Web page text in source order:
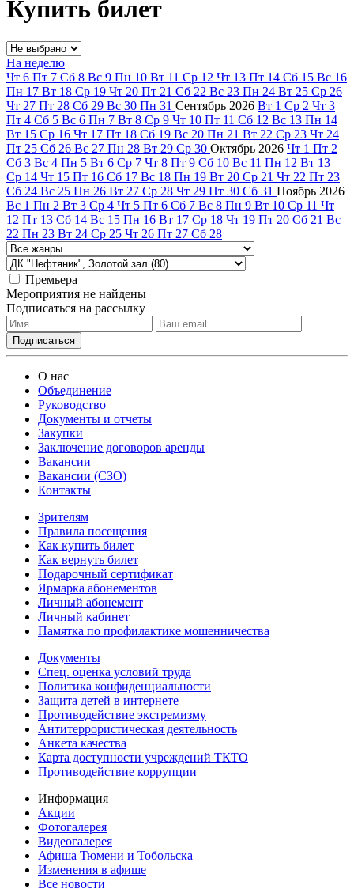
Купить билет
На неделю
Чт 6 Пт 7 Сб 8 Вс 9 Пн 10 Вт 11 Ср 12 Чт 13 Пт 14 Сб 15 Вс 16
Пн 17 Вт 18 Ср 19 Чт 20 Пт 21 Сб 22 Вс 23 Пн 24 Вт 25 Ср 26
Чт 27 Пт 28 Сб 29 Вс 30 Пн 31 Сентябрь 2026 Вт 1 Ср 2 Чт 3
Пт 4 Сб 5 Вс 6 Пн 7 Вт 8 Ср 9 Чт 10 Пт 11 Сб 12 Вс 13 Пн 14
Вт 15 Ср 16 Чт 17 Пт 18 Сб 19 Вс 20 Пн 21 Вт 22 Ср 23 Чт 24
Пт 25 Сб 26 Вс 27 Пн 28 Вт 29 Ср 30 Октябрь 2026 Чт 1 Пт 2
Сб 3 Вс 4 Пн 5 Вт 6 Ср 7 Чт 8 Пт 9 Сб 10 Вс 11 Пн 12 Вт 13
Ср 14 Чт 15 Пт 16 Сб 17 Вс 18 Пн 19 Вт 20 Ср 21 Чт 22 Пт 23
Сб 24 Вс 25 Пн 26 Вт 27 Ср 28 Чт 29 Пт 30 Сб 31 Ноябрь 2026
Вс 1 Пн 2 Вт 3 Ср 4 Чт 5 Пт 6 Сб 7 Вс 8 Пн 9 Вт 10 Ср 11 Чт
12 Пт 13 Сб 14 Вс 15 Пн 16 Вт 17 Ср 18 Чт 19 Пт 20 Сб 21 Вс
22 Пн 23 Вт 24 Ср 25 Чт 26 Пт 27 Сб 28
Премьера
Мероприятия не найдены
Подписаться на рассылку
О нас
Объединение
Руководство
Документы и отчеты
Закупки
Заключение договоров аренды
Вакансии
Вакансии (СЗО)
Контакты
Зрителям
Правила посещения
Как купить билет
Как вернуть билет
Подарочный сертификат
Ярмарка абонементов
Личный абонемент
Личный кабинет
Памятка по профилактике мошенничества
Документы
Спец. оценка условий труда
Политика конфиденциальности
Защита детей в интернете
Противодействие экстремизму
Антитеррористическая деятельность
Анкета качества
Карта доступности учреждений ТКТО
Противодействие коррупции
Информация
Акции
Фотогалерея
Видеогалерея
Афиша Тюмени и Тобольска
Изменения в афише
Все новости